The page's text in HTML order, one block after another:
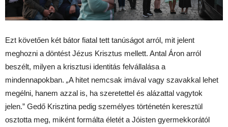
Ezt követően két bátor fiatal tett tanúságot arról, mit jelent
meghozni a döntést Jézus Krisztus mellett. Antal Áron arról
beszélt, milyen a krisztusi identitás felvállalása a
mindennapokban. „A hitet nemcsak imával vagy szavakkal lehet
megélni, hanem azzal is, ha szeretettel és alázattal vagytok
jelen.” Gedő Krisztina pedig személyes történetén keresztül
osztotta meg, miként formálta életét a Jóisten gyermekkorától